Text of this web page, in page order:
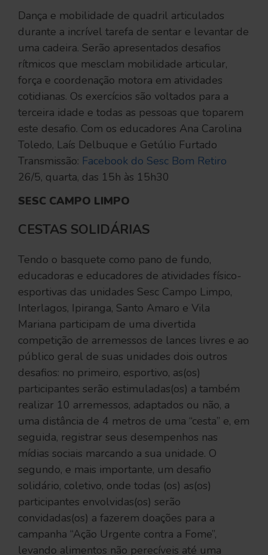
Dança e mobilidade de quadril articulados
durante a incrível tarefa de sentar e levantar de
uma cadeira. Serão apresentados desafios
rítmicos que mesclam mobilidade articular,
força e coordenação motora em atividades
cotidianas. Os exercícios são voltados para a
terceira idade e todas as pessoas que toparem
este desafio. Com os educadores Ana Carolina
Toledo, Laís Delbuque e Getúlio Furtado
Transmissão: Facebook do Sesc Bom Retiro
26/5, quarta, das 15h às 15h30
SESC CAMPO LIMPO
CESTAS SOLIDÁRIAS
Tendo o basquete como pano de fundo,
educadoras e educadores de atividades físico-
esportivas das unidades Sesc Campo Limpo,
Interlagos, Ipiranga, Santo Amaro e Vila
Mariana participam de uma divertida
competição de arremessos de lances livres e ao
público geral de suas unidades dois outros
desafios: no primeiro, esportivo, as(os)
participantes serão estimuladas(os) a também
realizar 10 arremessos, adaptados ou não, a
uma distância de 4 metros de uma “cesta” e, em
seguida, registrar seus desempenhos nas
mídias sociais marcando a sua unidade. O
segundo, e mais importante, um desafio
solidário, coletivo, onde todas (os) as(os)
participantes envolvidas(os) serão
convidadas(os) a fazerem doações para a
campanha “Ação Urgente contra a Fome”,
levando alimentos não perecíveis até uma